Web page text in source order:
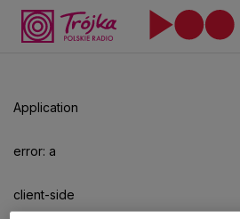
Application
error: a
client-side
aby
odtwarzać.